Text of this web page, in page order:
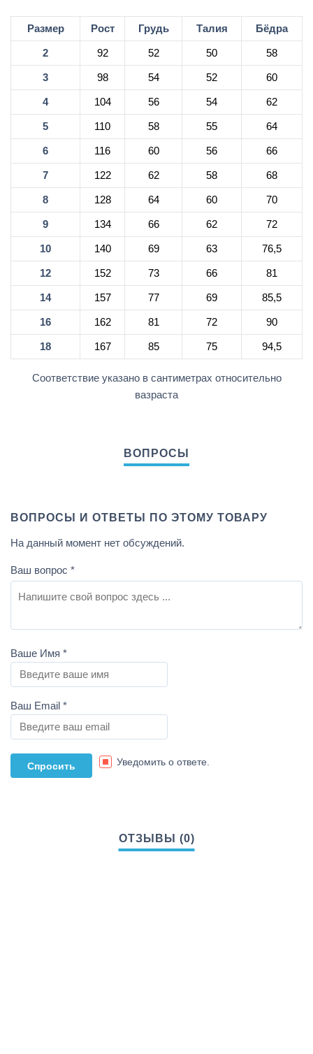
Размер Рост Грудь Талия Бёдра
2 92 52 50 58
3 98 54 52 60
4 104 56 54 62
5 110 58 55 64
6 116 60 56 66
7 122 62 58 68
8 128 64 60 70
9 134 66 62 72
10 140 69 63 76,5
12 152 73 66 81
14 157 77 69 85,5
16 162 81 72 90
18 167 85 75 94,5
Соответствие указано в сантиметрах относительно
вазраста
ВОПРОСЫ И ОТВЕТЫ ПО ЭТОМУ ТОВАРУ
На данный момент нет обсуждений.
Ваш вопрос *
Ваше Имя *
Ваш Email *
Уведомить о ответе.